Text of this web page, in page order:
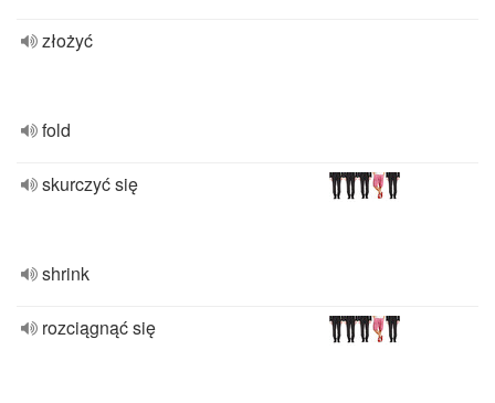
złożyć
fold
skurczyć się
shrink
rozciągnąć się